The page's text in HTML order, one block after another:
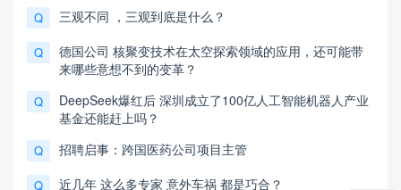
Q 三观不同 ，三观到底是什么？
Q
德国公司 核聚变技术在太空探索领域的应用，还可能带
来哪些意想不到的变革？
Q
DeepSeek爆红后 深圳成立了100亿人工智能机器人产业
基金还能赶上吗？
Q 招聘启事：跨国医药公司项目主管
Q 近几年 这么多专家 意外车祸 都是巧合？